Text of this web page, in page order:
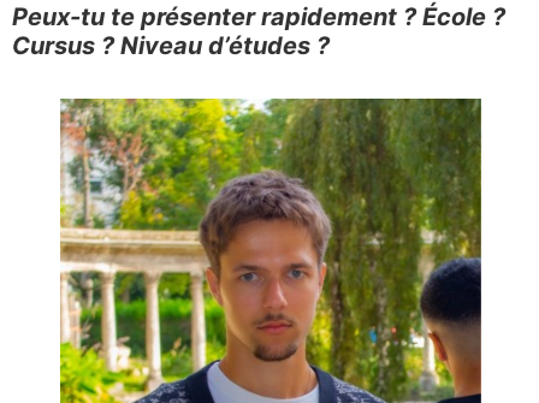
Peux-tu te présenter rapidement ? École ?
Cursus ? Niveau d’études ?